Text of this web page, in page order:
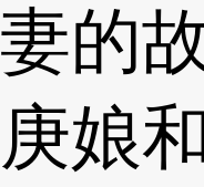
的
娘